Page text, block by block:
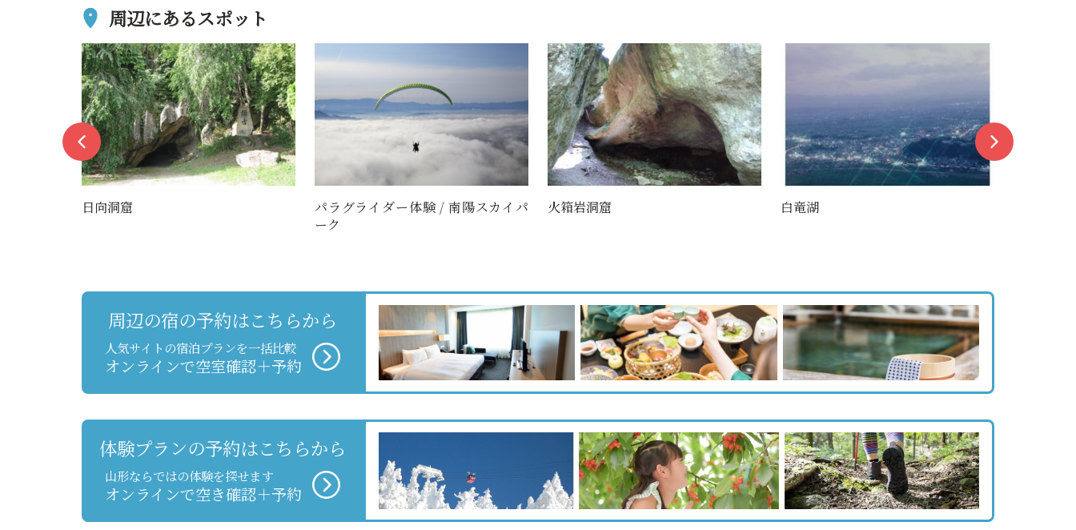
周辺にあるスポット
日向洞窟
パラグライダー体験 / 南陽スカイパ
ーク
火箱岩洞窟 白竜湖
周辺の宿の予約はこちらから
人気サイトの宿泊プランを一括比較
オンラインで空室確認＋予約
体験プランの予約はこちらから
山形ならではの体験を探せます
オンラインで空き確認＋予約